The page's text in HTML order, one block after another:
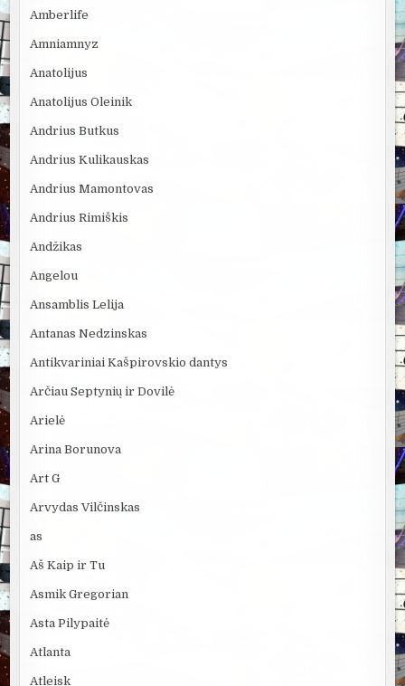
Amberlife
Amniamnyz
Anatolijus
Anatolijus Oleinik
Andrius Butkus
Andrius Kulikauskas
Andrius Mamontovas
Andrius Rimiškis
Andžikas
Angelou
Ansamblis Lelija
Antanas Nedzinskas
Antikvariniai Kašpirovskio dantys
Arčiau Septynių ir Dovilė
Arielė
Arina Borunova
Art G
Arvydas Vilčinskas
as
Aš Kaip ir Tu
Asmik Gregorian
Asta Pilypaitė
Atlanta
Atleisk